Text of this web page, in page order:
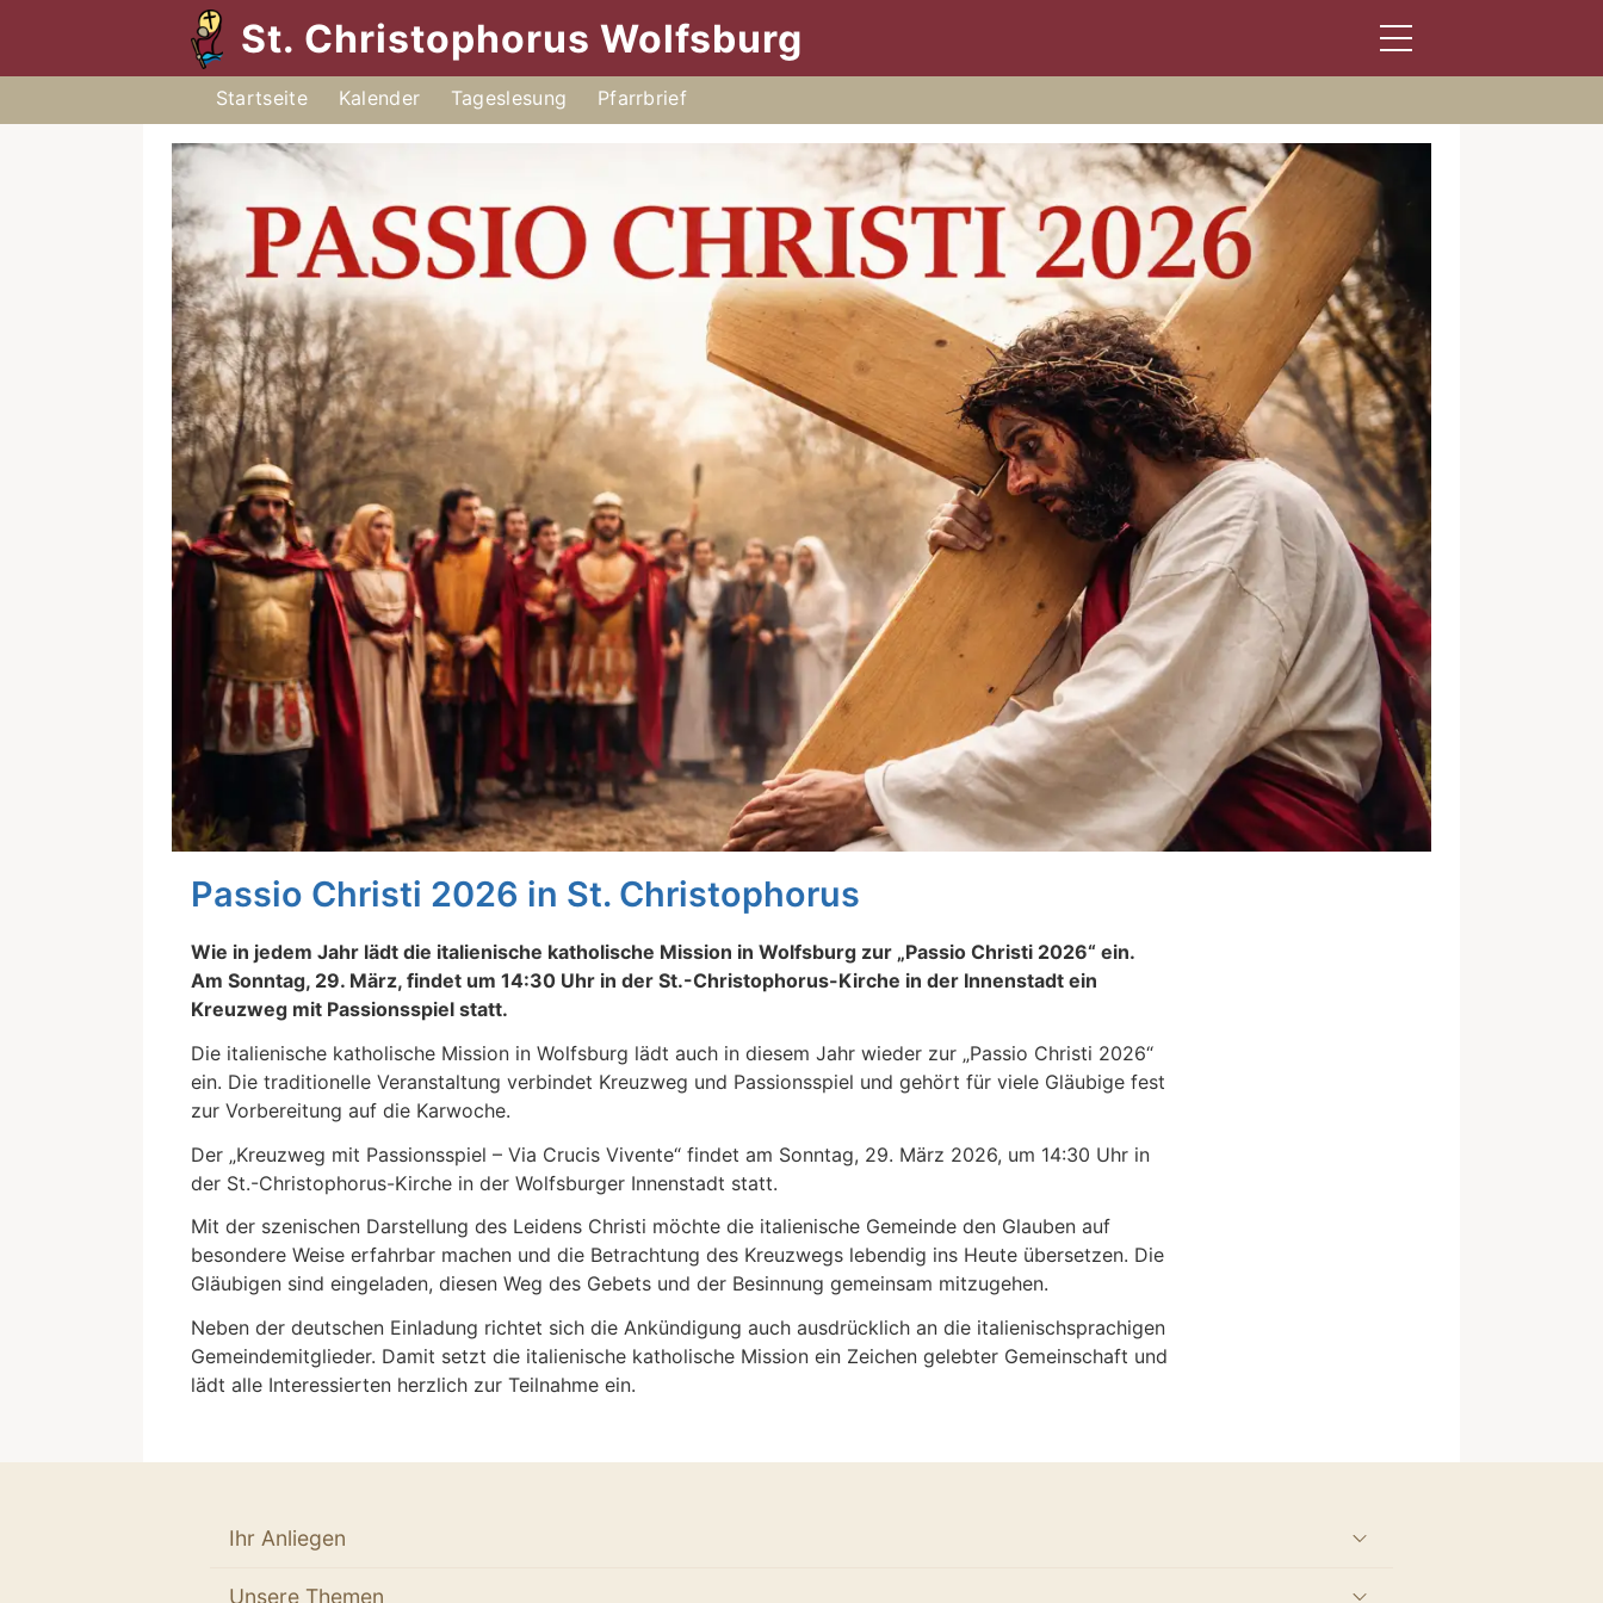
St. ChristophorusWolfsburg
Startseite Kalender Tageslesung Pfarrbrief
Passio Christi 2026 in St. Christophorus
Wie in jedem Jahr lädt die italienische katholische Mission in Wolfsburg zur „Passio Christi 2026“ ein.
Am Sonntag, 29. März, findet um 14:30 Uhr in der St.-Christophorus-Kirche in der Innenstadt ein
Kreuzweg mit Passionsspiel statt.
Die italienische katholische Mission in Wolfsburg lädt auch in diesem Jahr wieder zur „Passio Christi 2026“
ein. Die traditionelle Veranstaltung verbindet Kreuzweg und Passionsspiel und gehört für viele Gläubige fest
zur Vorbereitung auf die Karwoche.
Der „Kreuzweg mit Passionsspiel – Via Crucis Vivente“ findet am Sonntag, 29. März 2026, um 14:30 Uhr in
der St.-Christophorus-Kirche in der Wolfsburger Innenstadt statt.
Mit der szenischen Darstellung des Leidens Christi möchte die italienische Gemeinde den Glauben auf
besondere Weise erfahrbar machen und die Betrachtung des Kreuzwegs lebendig ins Heute übersetzen. Die
Gläubigen sind eingeladen, diesen Weg des Gebets und der Besinnung gemeinsam mitzugehen.
Neben der deutschen Einladung richtet sich die Ankündigung auch ausdrücklich an die italienischsprachigen
Gemeindemitglieder. Damit setzt die italienische katholische Mission ein Zeichen gelebter Gemeinschaft und
lädt alle Interessierten herzlich zur Teilnahme ein.
Ihr Anliegen
Unsere Themen